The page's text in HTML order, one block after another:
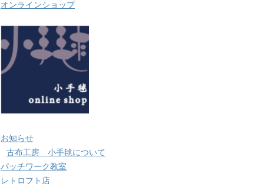
オンラインショップ
お知らせ
古布工房 小手毬について
パッチワーク教室
レトロフト店